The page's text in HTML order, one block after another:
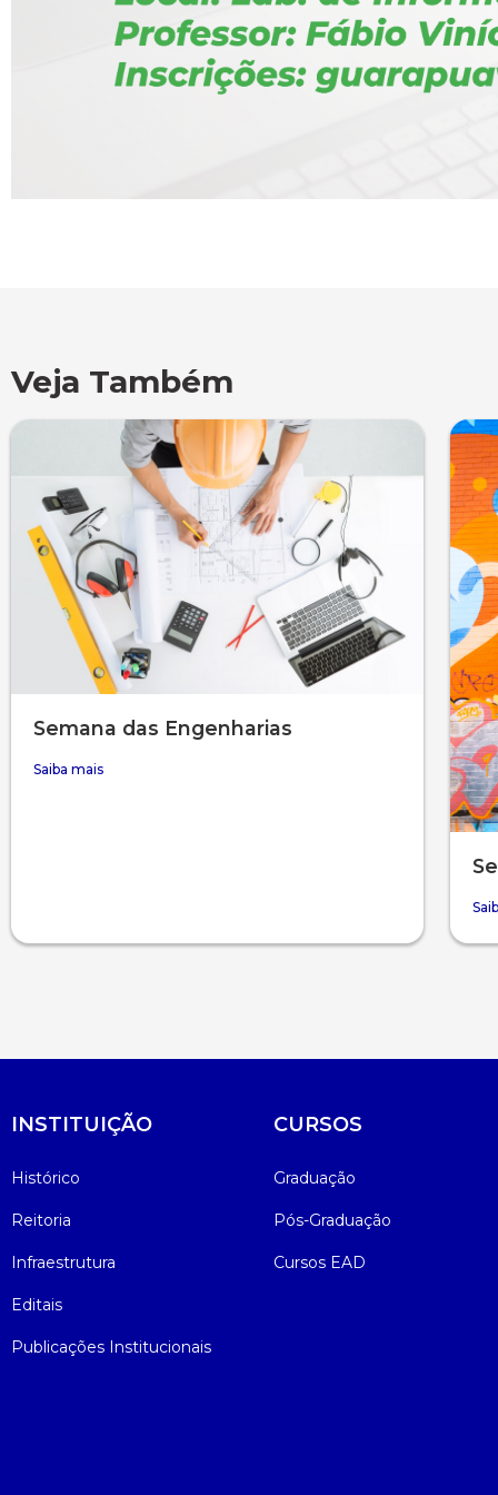
Veja Também
Semana das Engenharias
Saiba mais
INSTITUIÇÃO
Histórico
Reitoria
Infraestrutura
Editais
Publicações Institucionais
CURSOS
Graduação
Pós-Graduação
Cursos EAD